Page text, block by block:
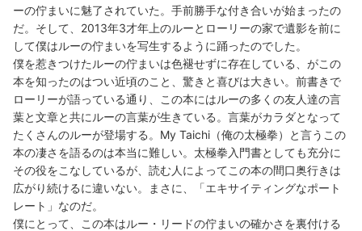
ーの佇まいに魅了されていた。手前勝手な付き合いが始まったの
だ。そして、2013年3才年上のルーとローリーの家で遺影を前に
して僕はルーの佇まいを写生するように踊ったのでした。
僕を惹きつけたルーの佇まいは色褪せずに存在している、がこの
本を知ったのはつい近頃のこと、驚きと喜びは大きい。前書きで
ローリーが語っている通り、この本にはルーの多くの友人達の言
葉と文章と共にルーの言葉が生きている。言葉がカラダとなって
たくさんのルーが登場する。My Taichi（俺の太極拳）と言うこの
本の凄さを語るのは本当に難しい。太極拳入門書としても充分に
その役をこなしているが、読む人によってこの本の間口奥行きは
広がり続けるに違いない。まさに、「エキサイティングなポート
レート」なのだ。
僕にとって、この本はルー・リードの佇まいの確かさを裏付ける